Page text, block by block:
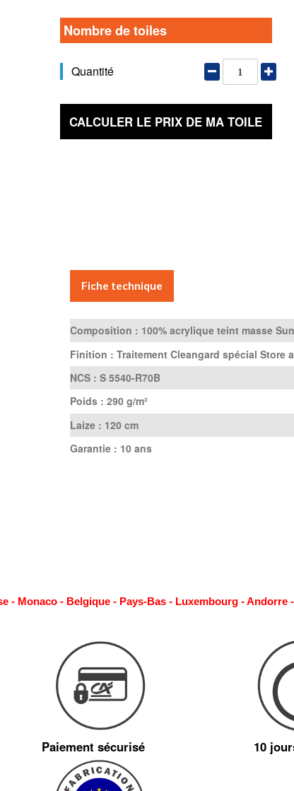
Nombre de toiles
Quantité
CALCULER LE PRIX DE MA TOILE
Fiche technique
Composition : 100% acrylique teint masse
Finition : Traitement Cleangard spécial Store
NCS : S 5540-R70B
Poids : 290 g/m²
Laize : 120 cm
Garantie : 10 ans
- Monaco - Belgique - Pays-Bas - Luxembourg - Andorre
Paiement sécurisé 10